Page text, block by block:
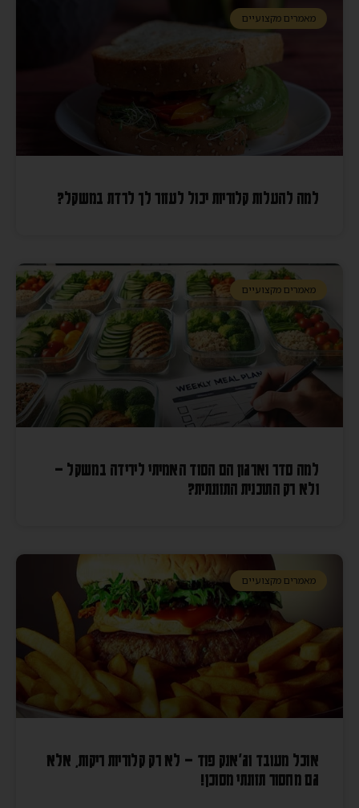
מאמרים מקצועיים
למה להעלות קלוריות יכול לעזור לך לרדת במשקל?
מאמרים מקצועיים
למה סדר וארגון הם הסוד האמיתי לירידה במשקל –
ולא רק התוכנית התזונתית?
מאמרים מקצועיים
אוכל מעובד וג'אנק פוד – לא רק קלוריות ריקות, אלא
גם מחסור תזונתי מסוכן!